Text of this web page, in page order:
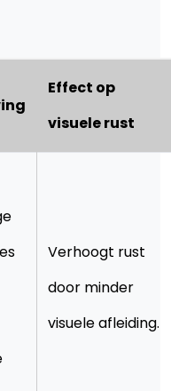
Effect op
visuele rust
Verhoogt rust
door minder
visuele afleiding.